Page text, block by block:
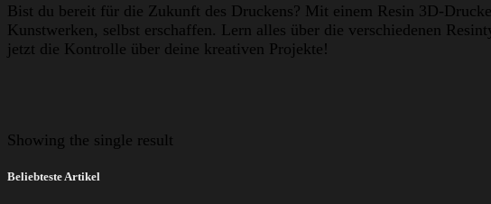
Bist du bereit für die Zukunft des Druckens? Mit einem Resin 3D-
Kunstwerken, selbst erschaffen. Lern alles über die verschiedenen
jetzt die Kontrolle über deine kreativen Projekte!
Showing the single result
Beliebteste Artikel